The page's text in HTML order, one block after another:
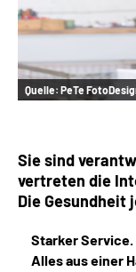
Suche
Quelle: PeTe
Sie sind
vertreten die
Die Gesundheit
Starker Service.
Alles aus einer